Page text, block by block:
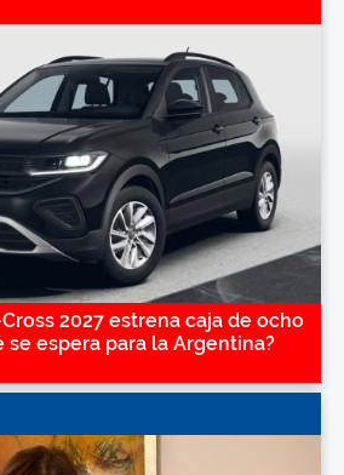
2027 estrena caja de ocho
se espera para la Argentina?